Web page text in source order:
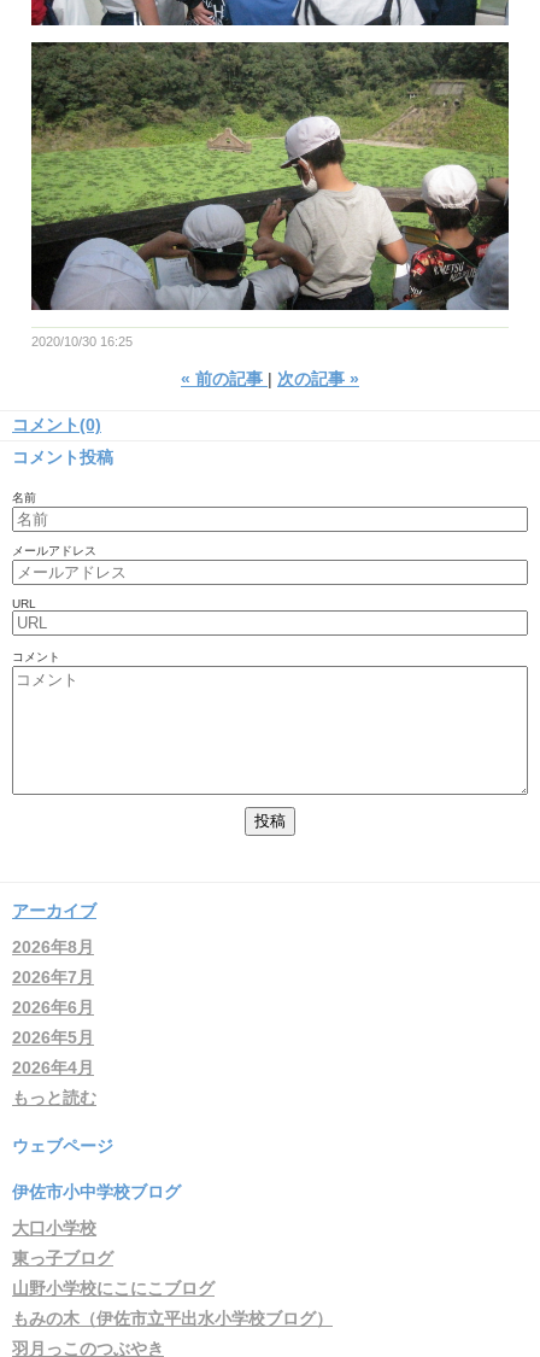
2020/10/30 16:25
« 前の記事 次の記事 »
コメント(0)
コメント投稿
名前
メールアドレス
URL
コメント
アーカイブ
2026年8月
2026年7月
2026年6月
2026年5月
2026年4月
もっと読む
ウェブページ
伊佐市小中学校ブログ
大口小学校
東っ子ブログ
山野小学校にこにこブログ
もみの木（伊佐市立平出水小学校ブログ）
羽月っこのつぶやき